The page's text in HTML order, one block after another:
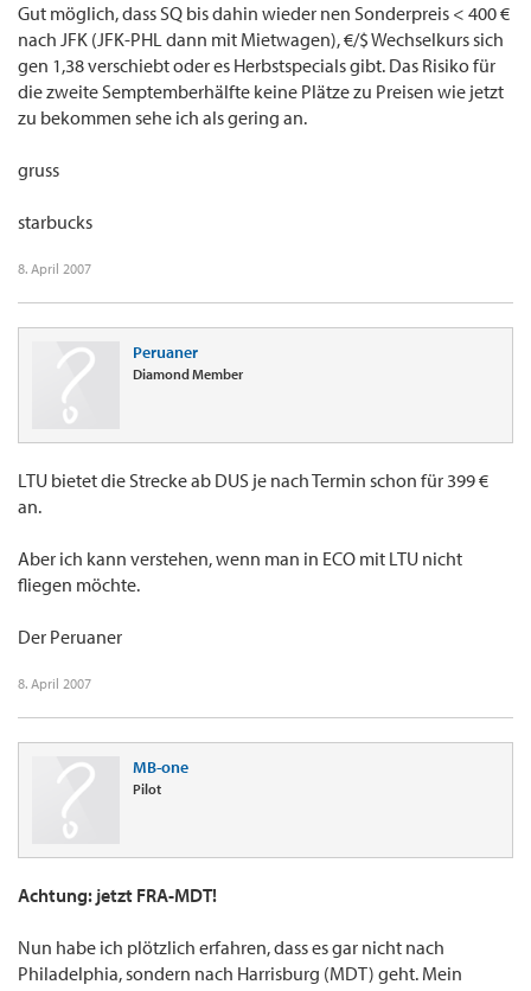
Gut möglich, dass SQ bis dahin wieder nen Sonderpreis < 400 €
nach JFK (JFK-PHL dann mit Mietwagen), €/$ Wechselkurs sich
gen 1,38 verschiebt oder es Herbstspecials gibt. Das Risiko für
die zweite Semptemberhälfte keine Plätze zu Preisen wie jetzt
zu bekommen sehe ich als gering an.
gruss
starbucks
8. April 2007
Peruaner
Diamond Member
LTU bietet die Strecke ab DUS je nach Termin schon für 399 €
an.
Aber ich kann verstehen, wenn man in ECO mit LTU nicht
fliegen möchte.
Der Peruaner
8. April 2007
MB-one
Pilot
Achtung: jetzt FRA-MDT!
Nun habe ich plötzlich erfahren, dass es gar nicht nach
Philadelphia, sondern nach Harrisburg (MDT) geht. Mein